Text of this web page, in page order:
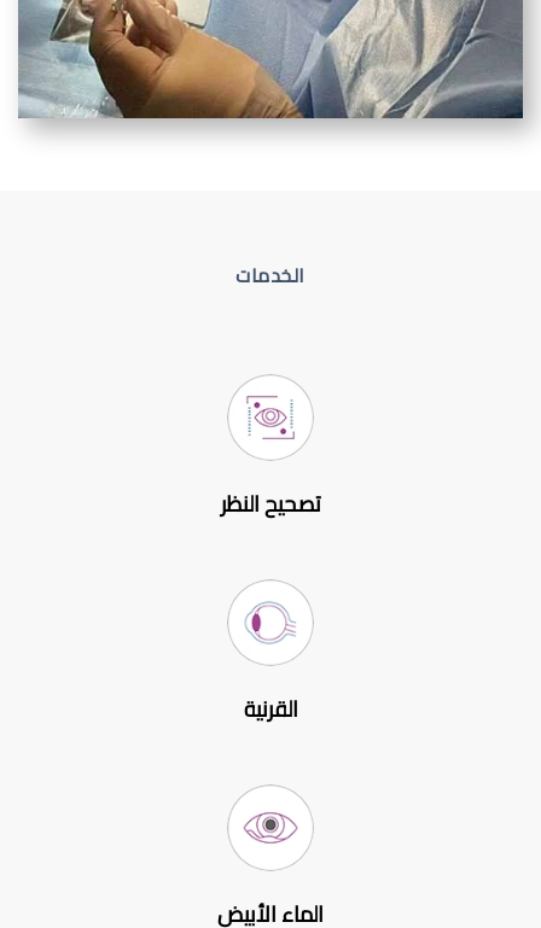
الخدمات
تصحيح النظر
القرنية
الماء الأبيض